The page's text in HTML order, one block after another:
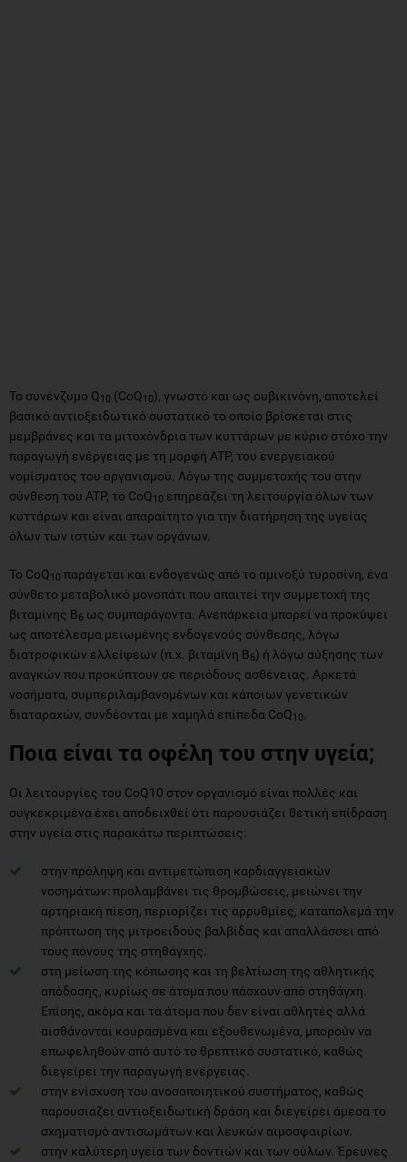
Το συνένζυμο Q10 (CoQ10), γνωστό και ως ουβικινόνη, αποτελεί
βασικό αντιοξειδωτικό συστατικό το οποίο βρίσκεται στις
μεμβράνες και τα μιτοχόνδρια των κυττάρων με κύριο στόχο την
παραγωγή ενέργειας με τη μορφή ATP, του ενεργειακού
νομίσματος του οργανισμού. Λόγω της συμμετοχής του στην
σύνθεση του ATP, το CoQ10 επηρεάζει τη λειτουργία όλων των
κυττάρων και είναι απαραίτητο για την διατήρηση της υγείας
όλων των ιστών και των οργάνων.
Το CoQ10 παράγεται και ενδογενώς από το αμινοξύ τυροσίνη, ένα
σύνθετο μεταβολικό μονοπάτι που απαιτεί την συμμετοχή της
βιταμίνης Β6 ως συμπαράγοντα. Ανεπάρκεια μπορεί να προκύψει
ως αποτέλεσμα μειωμένης ενδογενούς σύνθεσης, λόγω
διατροφικών ελλείψεων (π.χ. βιταμίνη Β6) ή λόγω αύξησης των
αναγκών που προκύπτουν σε περιόδους ασθένειας. Αρκετά
νοσήματα, συμπεριλαμβανομένων και κάποιων γενετικών
διαταραχών, συνδέονται με χαμηλά επίπεδα CoQ10
Ποια είναι τα οφέλη του στην υγεία;
Οι λειτουργίες του CoQ10 στον οργανισμό είναι πολλές και
συγκεκριμένα έχει αποδειχθεί ότι παρουσιάζει θετική επίδραση
στην υγεία στις παρακάτω περιπτώσεις:
στην πρόληψη και αντιμετώπιση καρδιαγγειακών
νοσημάτων: προλαμβάνει τις θρομβώσεις, μειώνει την
αρτηριακή πίεση, περιορίζει τις αρρυθμίες, καταπολεμά την
πρόπτωση της μιτροειδούς βαλβίδας και απαλλάσσει από
τους πόνους της στηθάγχης.
στη μείωση της κόπωσης και τη βελτίωση της αθλητικής
απόδοσης, κυρίως σε άτομα που πάσχουν από στηθάγχη.
Επίσης, ακόμα και τα άτομα που δεν είναι αθλητές αλλά
αισθάνονται κουρασμένα και εξουθενωμένα, μπορούν να
επωφεληθούν από αυτό το θρεπτικό συστατικό, καθώς
διεγείρει την παραγωγή ενέργειας.
στην ενίσχυση του ανοσοποιητικού συστήματος, καθώς
παρουσιάζει αντιοξειδωτική δράση και διεγείρει άμεσα το
σχηματισμό αντισωμάτων και λευκών αιμοσφαιρίων.
στην καλύτερη υγεία των δοντιών και των ούλων. Έρευνες